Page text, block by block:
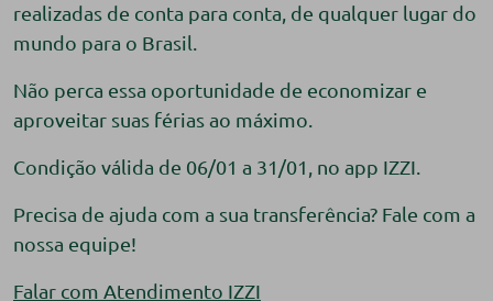
realizadas de conta para conta, de qualquer lugar do
mundo para o Brasil.
Não perca essa oportunidade de economizar e
aproveitar suas férias ao máximo.
Condição válida de 06/01 a 31/01, no app IZZI.
Precisa de ajuda com a sua transferência? Fale com a
nossa equipe!
Falar com Atendimento IZZI